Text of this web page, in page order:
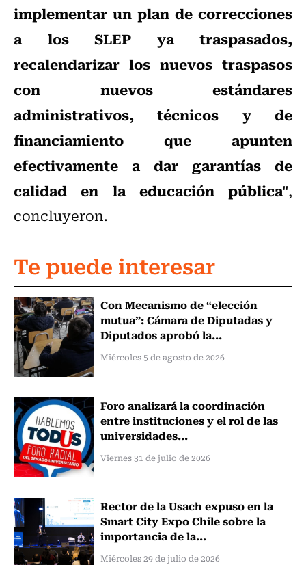
implementar un plan de correcciones
a los SLEP ya traspasados,
recalendarizar los nuevos traspasos
con nuevos estándares
administrativos, técnicos y de
financiamiento que apunten
efectivamente a dar garantías de
calidad en la educación pública",
concluyeron.
Te puede interesar
Con Mecanismo de “elección
mutua”: Cámara de Diputadas y
Diputados aprobó la...
Miércoles 5 de agosto de 2026
Foro analizará la coordinación
entre instituciones y el rol de las
universidades...
Viernes 31 de julio de 2026
Rector de la Usach expuso en la
Smart City Expo Chile sobre la
importancia de la...
Miércoles 29 de julio de 2026